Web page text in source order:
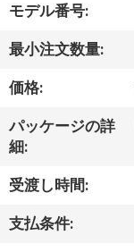
私
達
つ
い
て
モデル番号:
最小注文数量:
価格:
パッケージの詳
細:
受渡し時間:
支払条件: